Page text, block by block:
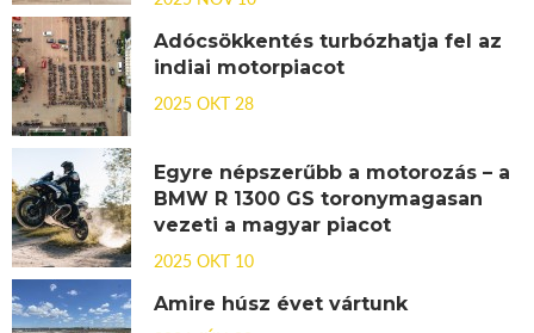
Adócsökkentés turbózhatja fel az
indiai motorpiacot
2025 OKT 28
Egyre népszerűbb a motorozás – a
BMW R 1300 GS toronymagasan
vezeti a magyar piacot
2025 OKT 10
Amire húsz évet vártunk